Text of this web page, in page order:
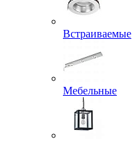
Встраиваемые
Мебельные